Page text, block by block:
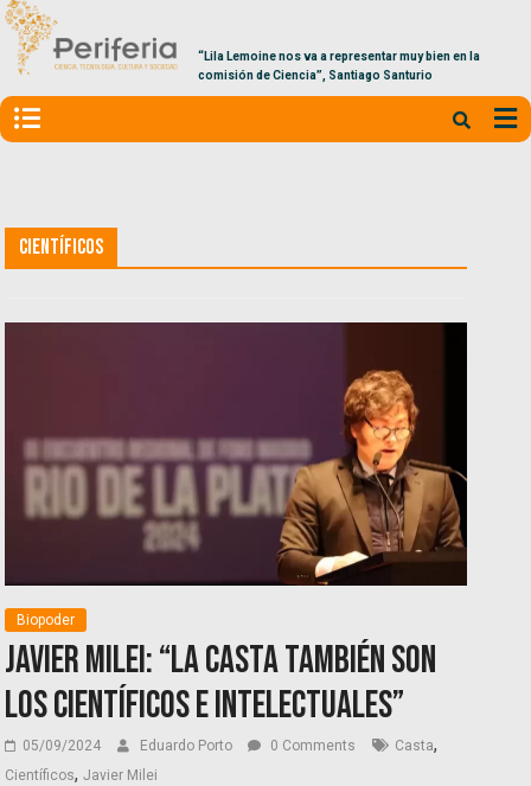
“Lila Lemoine nos va a representar muy bien en la
comisión de Ciencia”, Santiago Santurio
Científicos
Biopoder
Javier Milei: “La casta también son
los científicos e intelectuales”
05/09/2024 Eduardo Porto 0 Comments Casta,
Científicos,Javier Milei